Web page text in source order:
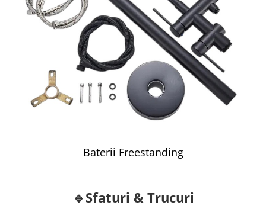
Baterii Freestanding
🔹Sfaturi & Trucuri